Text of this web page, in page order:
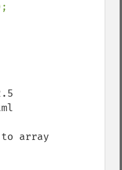
to array